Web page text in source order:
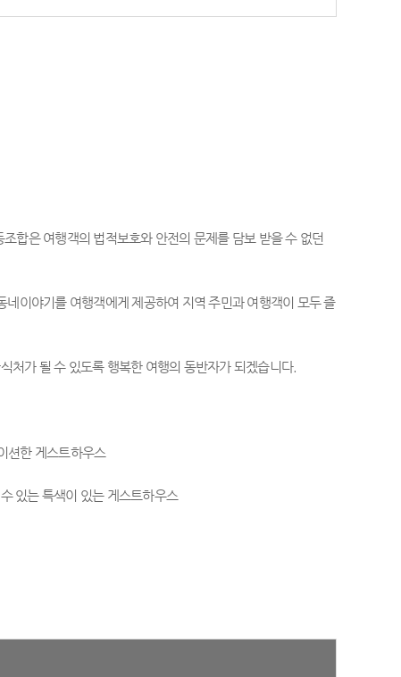
합은 여행객의 법적보호와 안전의 문제를 담보 받을 수 없던
이야기를 여행객에게 제공하여 지역 주민과 여행객이 모두 즐
처가 될 수 있도록 행복한 여행의 동반자가 되겠습니다.
션한 게스트하우스
있는 특색이 있는 게스트하우스